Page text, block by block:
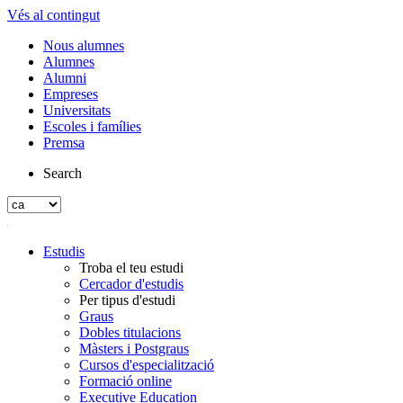
Vés al contingut
Nous alumnes
Alumnes
Alumni
Empreses
Universitats
Escoles i famílies
Premsa
Search
Estudis
Troba el teu estudi
Cercador d'estudis
Per tipus d'estudi
Graus
Dobles titulacions
Màsters i Postgraus
Cursos d'especialització
Formació online
Executive Education